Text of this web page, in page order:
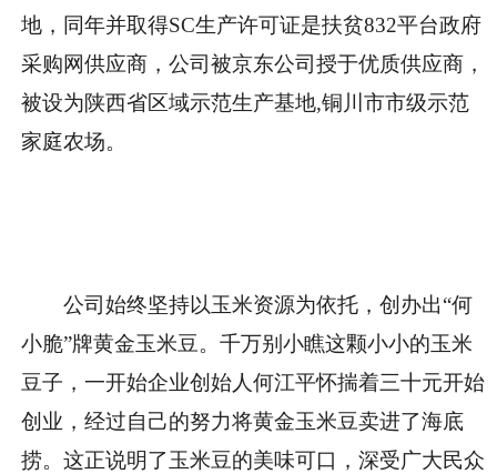
地，同年并取得SC生产许可证是扶贫832平台政府
采购网供应商，公司被京东公司授于优质供应商，
被设为陕西省区域示范生产基地,铜川市市级示范
家庭农场。
公司始终坚持以玉米资源为依托，创办出“何
小脆”牌黄金玉米豆。千万别小瞧这颗小小的玉米
豆子，一开始企业创始人何江平怀揣着三十元开始
创业，经过自己的努力将黄金玉米豆卖进了海底
捞。这正说明了玉米豆的美味可口，深受广大民众